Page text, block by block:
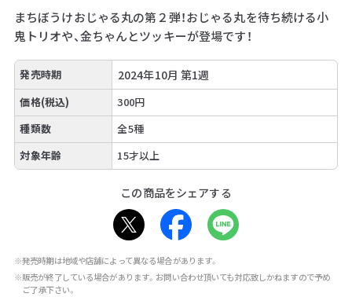
まちぼうけおじゃる丸の第２弾！おじゃる丸を待ち続ける小
鬼トリオや、金ちゃんとツッキーが登場です！
発売時期 2024年10月 第1週
価格(税込)
300円
種類数
全5種
対象年齢
15才以上
この商品をシェアする
※発売時期は地域や店舗によって異なる場合があります。
※販売が終了している場合があります。お問い合わせ頂いても対応致しかねますので予め
ご了承下さい。